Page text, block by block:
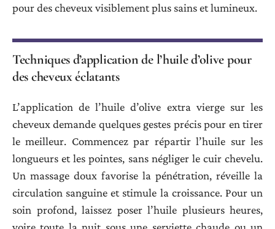
pour des cheveux visiblement plus sains et lumineux.
Techniques d’application de l’huile d’olive pour
des cheveux éclatants
L’application de l’huile d’olive extra vierge sur les
cheveux demande quelques gestes précis pour en tirer
le meilleur. Commencez par répartir l’huile sur les
longueurs et les pointes, sans négliger le cuir chevelu.
Un massage doux favorise la pénétration, réveille la
circulation sanguine et stimule la croissance. Pour un
soin profond, laissez poser l’huile plusieurs heures,